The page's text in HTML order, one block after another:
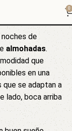
0
de
almohadas.
que
en una
que se adaptan a
lado, boca arriba